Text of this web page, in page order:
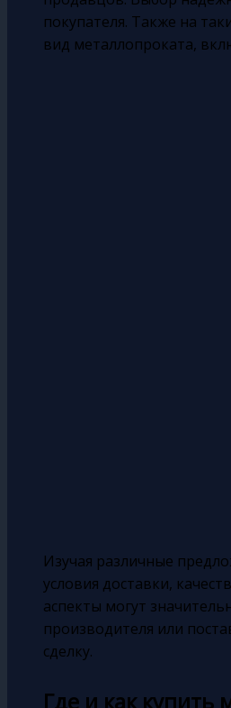
покупателя. Также на
вид металлопроката,
Изучая различные
условия доставки,
аспекты могут
производителя или
сделку.
Где и как купить